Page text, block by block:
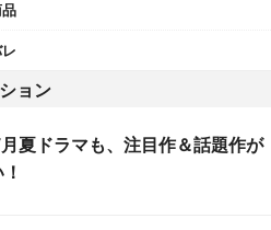
ョン
夏ドラマも、注目作＆話題作が